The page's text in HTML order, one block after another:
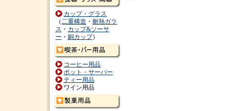
カップ・グラス
（二重構造 ・ 耐熱ガラ
ス ・ カップ&ソーサ
ー ・ 銅カップ）
コーヒー用品
ポット・サーバー
ティー用品
ワイン用品